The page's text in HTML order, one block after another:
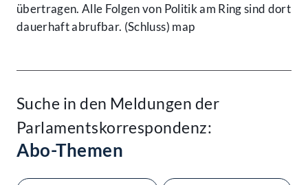
übertragen. Alle Folgen von Politik am Ring sind dort
dauerhaft abrufbar. (Schluss) map
Suche in den Meldungen der
Parlamentskorrespondenz:
Abo-Themen